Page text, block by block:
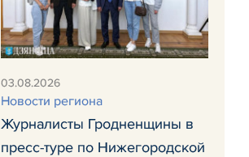
03.08.2026
Новости региона
Журналисты Гродненщины в
пресс-туре по Нижегородской